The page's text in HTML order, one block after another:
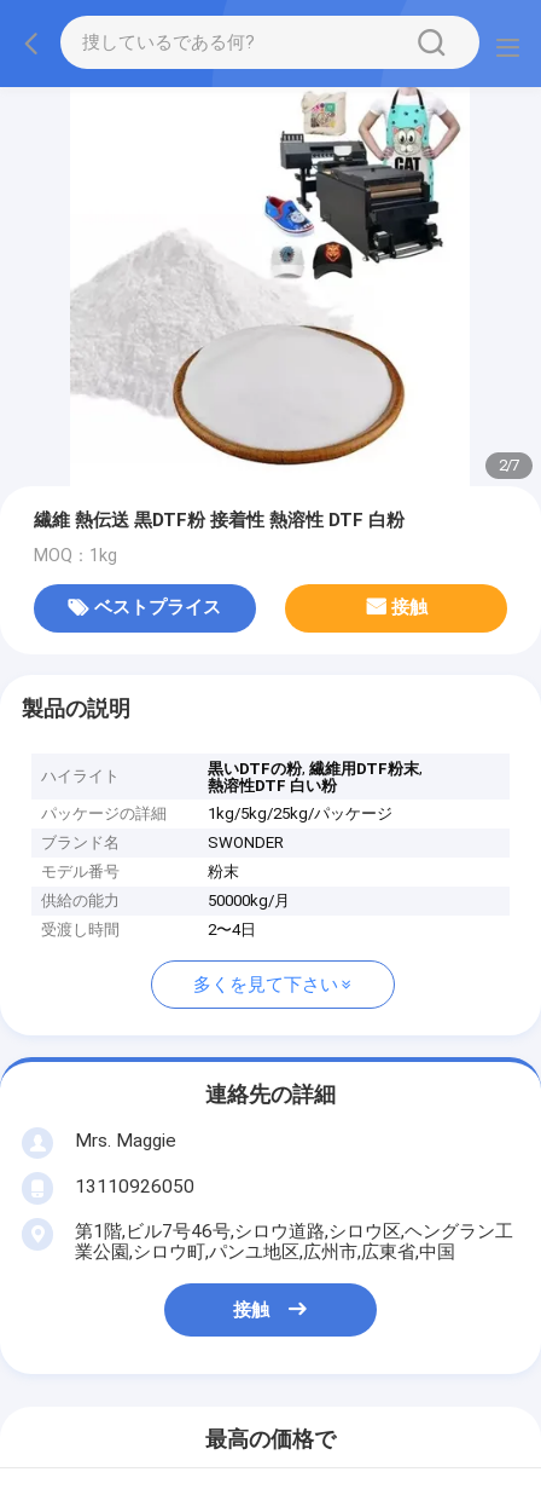
2/7
繊維 熱伝送 黒DTF粉 接着性 熱溶性 DTF 白粉
MOQ：1kg
ベストプライス 接触
製品の説明
ハイライト 黒いDTFの粉,繊維用DTF粉末,
熱溶性DTF 白い粉
パッケージの詳細
1kg/5kg/25kg/パッケージ
ブランド名
SWONDER
モデル番号
粉末
供給の能力
50000kg/月
受渡し時間
2〜4日
多くを見て下さい
連絡先の詳細
Mrs. Maggie
13110926050
第1階,ビル7号46号,シロウ道路,シロウ区,ヘングラン工
業公園,シロウ町,パンユ地区,広州市,広東省,中国
接触
最高の価格で